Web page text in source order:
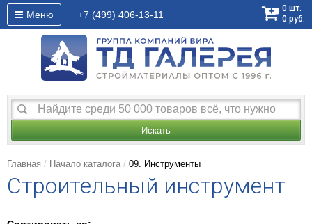
Меню +7 (499) 406-13-11
0 шт.
0 руб.
Искать
Главная Начало каталога 09. Инструменты
Строительный инструмент